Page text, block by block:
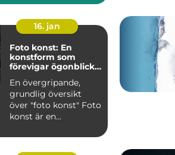
16. jan
Foto konst: En
konstform som
förevigar ögonblick i
En övergripande,
grundlig översikt
över "foto konst" Foto
konst är en
använder fotogr...